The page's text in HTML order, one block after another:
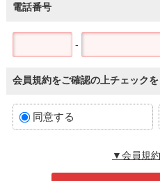
電話番号
-
会員規約をご確認の上チェック
同意する
▼会員規